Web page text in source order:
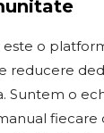
este o
reducere
Suntem o